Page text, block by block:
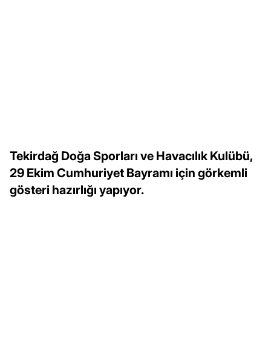
Tekirdağ Doğa Sporları ve Havacılık Kulübü,
29 Ekim Cumhuriyet Bayramı için görkemli
gösteri hazırlığı yapıyor.